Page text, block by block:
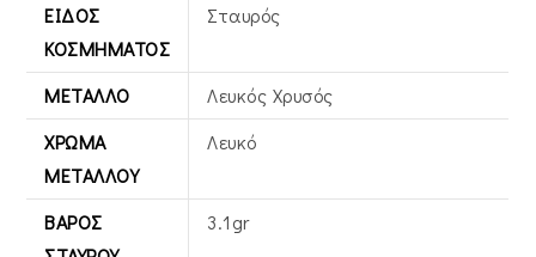
ΕΊΔΟΣ
ΚΟΣΜΉΜΑΤΟΣ
Σταυρός
ΜΈΤΑΛΛΟ
Λευκός Xρυσός
ΧΡΏΜΑ
ΜΕΤΆΛΛΟΥ
Λευκό
ΒΆΡΟΣ
3.1gr